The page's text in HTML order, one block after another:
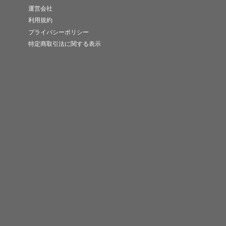
運営会社
利用規約
プライバシーポリシー
特定商取引法に関する表示